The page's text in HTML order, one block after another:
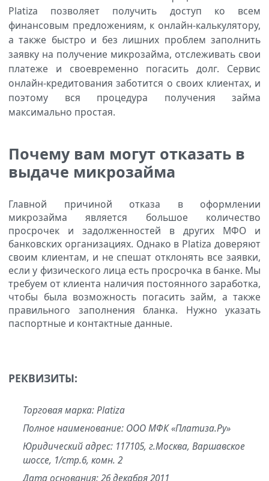
Platiza позволяет получить доступ ко всем
финансовым предложениям, к онлайн-калькулятору,
а также быстро и без лишних проблем заполнить
заявку на получение микрозайма, отслеживать свои
платеже и своевременно погасить долг. Сервис
онлайн-кредитования заботится о своих клиентах, и
поэтому вся процедура получения займа
максимально простая.
Почему вам могут отказать в
выдаче микрозайма
Главной причиной отказа в оформлении
микрозайма является большое количество
просрочек и задолженностей в других МФО и
банковских организациях. Однако в Platiza доверяют
своим клиентам, и не спешат отклонять все заявки,
если у физического лица есть просрочка в банке. Мы
требуем от клиента наличия постоянного заработка,
чтобы была возможность погасить займ, а также
правильного заполнения бланка. Нужно указать
паспортные и контактные данные.
РЕКВИЗИТЫ:
Торговая марка: Platiza
Полное наименование: ООО МФК «Платиза.Ру»
Юридический адрес: 117105, г.Москва, Варшавское
шоссе, 1/стр.6, комн. 2
Дата основания: 26 декабря 2011